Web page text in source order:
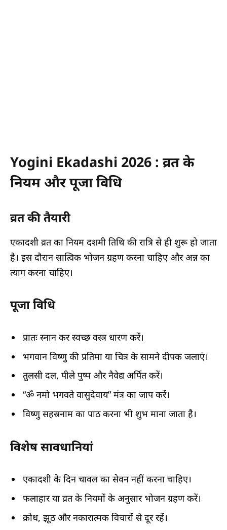
Yogini Ekadashi 2026 : व्रत के
नियम और पूजा विधि
व्रत की तैयारी
एकादशी व्रत का नियम दशमी तिथि की रात्रि से ही शुरू हो जाता
है। इस दौरान सात्विक भोजन ग्रहण करना चाहिए और अन्न का
त्याग करना चाहिए।
पूजा विधि
प्रातः स्नान कर स्वच्छ वस्त्र धारण करें।
भगवान विष्णु की प्रतिमा या चित्र के सामने दीपक जलाएं।
तुलसी दल, पीले पुष्प और नैवेद्य अर्पित करें।
“ॐ नमो भगवते वासुदेवाय” मंत्र का जाप करें।
विष्णु सहस्रनाम का पाठ करना भी शुभ माना जाता है।
विशेष सावधानियां
एकादशी के दिन चावल का सेवन नहीं करना चाहिए।
फलाहार या व्रत के नियमों के अनुसार भोजन ग्रहण करें।
क्रोध, झूठ और नकारात्मक विचारों से दूर रहें।